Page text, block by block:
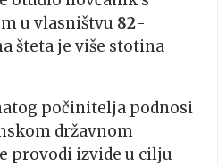
u vlasništvu 82-
šteta je više stotina
počinitelja podnosi
državnom
provodi izvide u cilju